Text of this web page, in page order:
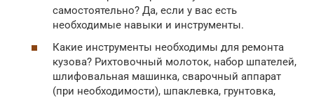
самостоятельно? Да, если у вас есть
необходимые навыки и инструменты.
Какие инструменты необходимы для ремонта
кузова? Рихтовочный молоток, набор шпателей,
шлифовальная машинка, сварочный аппарат
(при необходимости), шпаклевка, грунтовка,